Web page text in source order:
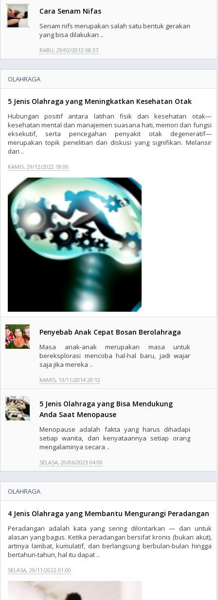
Cara Senam Nifas
Senam nifs merupakan salah satu bentuk gerakan
yang bisa dilakukan ..
RABU, 29/02/2012 08:37
OLAHRAGA
5 Jenis Olahraga yang Meningkatkan Kesehatan Otak
Hubungan positif antara latihan fisik dan kesehatan otak—
kesehatan mental dan manajemen suasana hati, memori dan fungsi
eksekutif, serta pencegahan penyakit otak degeneratif—
merupakan topik penelitian dan diskusi yang signifikan. Melansir
dari ..
KAMIS, 29/12/2022 18:00
Penyebab Anak Cepat Bosan Berolahraga
Masa anak-anak merupakan masa untuk
bereksplorasi mencoba hal-hal baru, jadi wajar
saja jika mereka ..
KAMIS, 13/11/2014 20:12
5 Jenis Olahraga yang Bisa Mendukung
Anda Saat Menopause
Menopause adalah fakta yang harus dihadapi
setiap wanita, dan kenyataannya setiap orang
mengalaminya secara ..
SELASA, 20/06/2023 04:00
OLAHRAGA
4 Jenis Olahraga yang Membantu Mengurangi Peradangan
Peradangan adalah kata yang sering dilontarkan — dan untuk
alasan yang bagus. Ketika peradangan bersifat kronis (bukan akut),
artinya lambat, kumulatif, dan berlangsung berbulan-bulan hingga
bertahun-tahun, hal itu dapat ..
SELASA, 29/11/2022 01:00